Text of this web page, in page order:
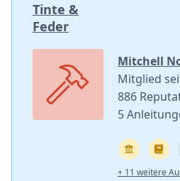
Tinte &
Feder
Mitchell
Mitglied
886
5
+ 11 weitere